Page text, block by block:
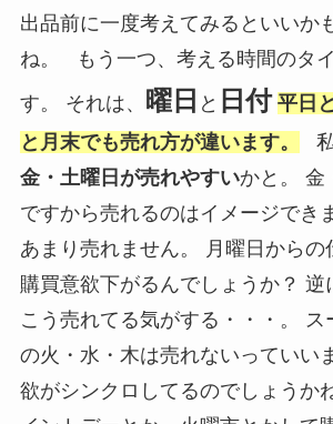
出品前に一度考えてみるといいか
ね。 もう一つ、考える時間のタ
す。 それは、 曜日 と 日付 平日
と月末でも売れ方が違います。
金・土曜日が売れやすいかと。 金
ですから売れるのはイメージでき
あまり売れません。 月曜日からの
購買意欲下がるんでしょうか？ 逆
こう売れてる気がする・・・。 ス
の火・水・木は売れないっていい
欲がシンクロしてるのでしょうか